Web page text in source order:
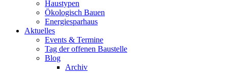
Haustypen
Ökologisch Bauen
Energiesparhaus
Aktuelles
Events & Termine
Tag der offenen Baustelle
Blog
Archiv